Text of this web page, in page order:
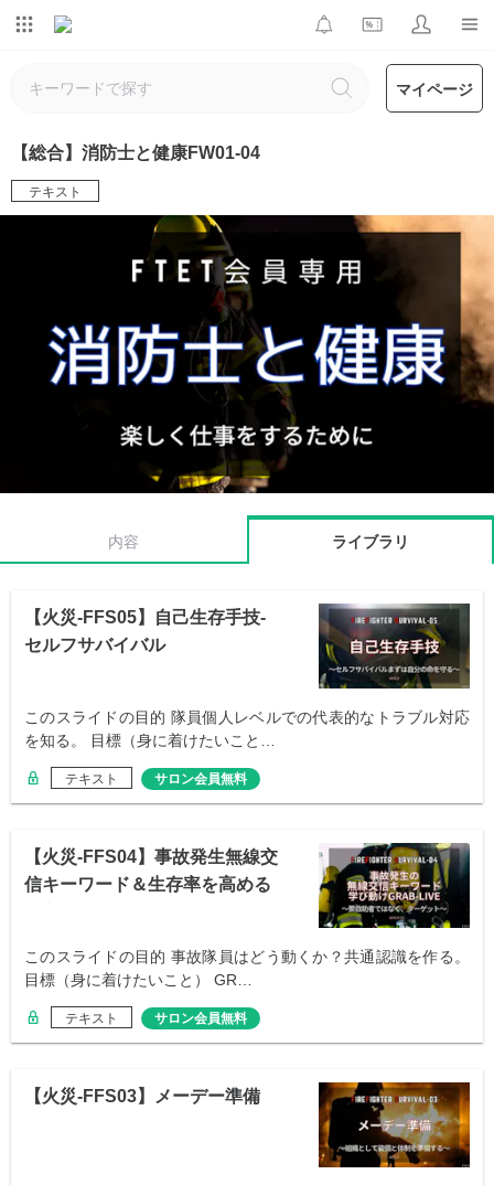
マイページ
【総合】消防士と健康FW01-04
テキスト
内容 ライブラリ
【火災-FFS05】自己生存手技-
セルフサバイバル
このスライドの目的 隊員個人レベルでの代表的なトラブル対応
を知る。 目標（身に着けたいこと…
テキスト サロン会員無料
【火災-FFS04】事故発生無線交
信キーワード＆生存率を高める
このスライドの目的 事故隊員はどう動くか？共通認識を作る。
目標（身に着けたいこと） GR…
テキスト サロン会員無料
【火災-FFS03】メーデー準備